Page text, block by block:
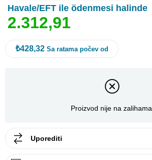
Havale/EFT ile ödenmesi halinde
2.312,91
₺428,32 Sa ratama počev od
Proizvod nije na zalihama.
Uporediti